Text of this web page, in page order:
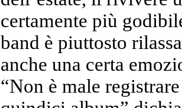
certamente più
band è piuttosto
anche una certa
“Non è male